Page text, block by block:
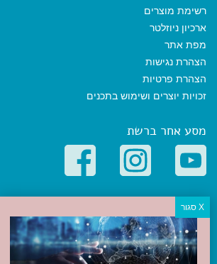
רשימת מוצרים
ארכיון ניוזלטר
מפת אתר
הצהרת נגישות
הצהרת פרטיות
זכויות יוצרים ושימוש בתכנים
מסע אחר ברשת
קטגוריות פופולריות
יעדים
טיולים בישראל
מלונות בוטיק בישראל